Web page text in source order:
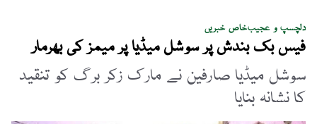
دلچسپ و عجیبخاص خبریں
فیس بک بندش پر سوشل میڈیا پر میمز کی بھرمار
سوشل میڈیا صارفین نے مارک زکر برگ کو تنقید
کا نشانہ بنایا